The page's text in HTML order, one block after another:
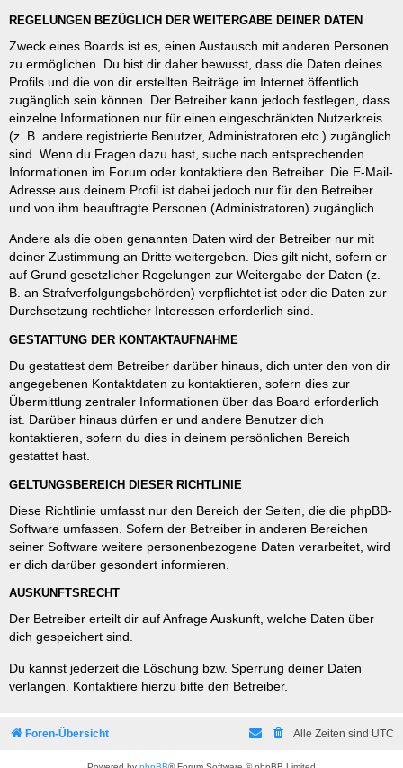
REGELUNGEN BEZÜGLICH DER WEITERGABE DEINER DATEN
Zweck eines Boards ist es, einen Austausch mit anderen Personen
zu ermöglichen. Du bist dir daher bewusst, dass die Daten deines
Profils und die von dir erstellten Beiträge im Internet öffentlich
zugänglich sein können. Der Betreiber kann jedoch festlegen, dass
einzelne Informationen nur für einen eingeschränkten Nutzerkreis
(z. B. andere registrierte Benutzer, Administratoren etc.) zugänglich
sind. Wenn du Fragen dazu hast, suche nach entsprechenden
Informationen im Forum oder kontaktiere den Betreiber. Die E-Mail-
Adresse aus deinem Profil ist dabei jedoch nur für den Betreiber
und von ihm beauftragte Personen (Administratoren) zugänglich.
Andere als die oben genannten Daten wird der Betreiber nur mit
deiner Zustimmung an Dritte weitergeben. Dies gilt nicht, sofern er
auf Grund gesetzlicher Regelungen zur Weitergabe der Daten (z.
B. an Strafverfolgungsbehörden) verpflichtet ist oder die Daten zur
Durchsetzung rechtlicher Interessen erforderlich sind.
GESTATTUNG DER KONTAKTAUFNAHME
Du gestattest dem Betreiber darüber hinaus, dich unter den von dir
angegebenen Kontaktdaten zu kontaktieren, sofern dies zur
Übermittlung zentraler Informationen über das Board erforderlich
ist. Darüber hinaus dürfen er und andere Benutzer dich
kontaktieren, sofern du dies in deinem persönlichen Bereich
gestattet hast.
GELTUNGSBEREICH DIESER RICHTLINIE
Diese Richtlinie umfasst nur den Bereich der Seiten, die die phpBB-
Software umfassen. Sofern der Betreiber in anderen Bereichen
seiner Software weitere personenbezogene Daten verarbeitet, wird
er dich darüber gesondert informieren.
AUSKUNFTSRECHT
Der Betreiber erteilt dir auf Anfrage Auskunft, welche Daten über
dich gespeichert sind.
Du kannst jederzeit die Löschung bzw. Sperrung deiner Daten
verlangen. Kontaktiere hierzu bitte den Betreiber.
Foren-Übersicht Alle Zeiten sind UTC